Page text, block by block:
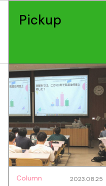
Pickup
Column 2023.08.25